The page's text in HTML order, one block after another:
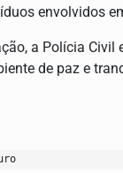
envolvidos
a Polícia
de paz e